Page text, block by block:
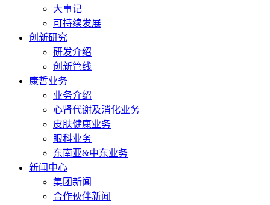
大事记
可持续发展
创新研究
研发介绍
创新管线
康哲业务
业务介绍
心肾代谢及消化业务
皮肤健康业务
眼科业务
东南亚&中东业务
新闻中心
集团新闻
合作伙伴新闻